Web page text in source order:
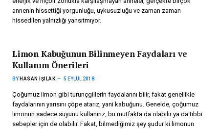
annenin hissettiği yorgunluğu, uykusuzluğu ve zaman zaman
hissedilen yalnızlığı yansıtmıyor.
Limon Kabuğunun Bilinmeyen Faydaları ve
Kullanım Önerileri
BY HASAN IŞILAK 5 EYLÜL 2018
Çoğumuz limon gibi turunçgillerin faydalarını bilir, fakat genellikle
faydalarının yarısını çöpe atarız, yani kabuğunu. Genelde, çoğumuz
limonun sadece suyunu kullanırız, bu mutfakta da olabilir ya da tıbbi
sebepler için de olabilir. Fakat, bilmediğimiz şey şudur ki limonun